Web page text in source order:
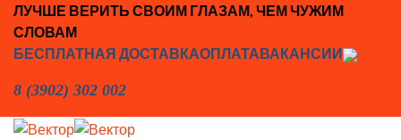
Skip
content
ЛУЧШЕ ВЕРИТЬ СВОИМ ГЛАЗАМ, ЧЕМ ЧУЖИМ
СЛОВАМ
БЕСПЛАТНАЯ ДОСТАВКАОПЛАТАВАКАНСИИ
8 (3902) 302 002